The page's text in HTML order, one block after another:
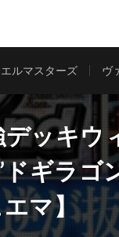
ルマスターズ ヴ
ッキウ
ギラゴ
マ】